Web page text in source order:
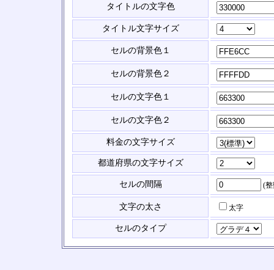
タイトルの文字色
タイトル文字サイズ
セルの背景色１
セルの背景色２
セルの文字色１
セルの文字色２
料金の文字サイズ
都道府県の文字サイズ
セルの間隔 (
文字の太さ 太字
セルのタイプ